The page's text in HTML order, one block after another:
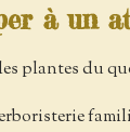
à un
plantes du